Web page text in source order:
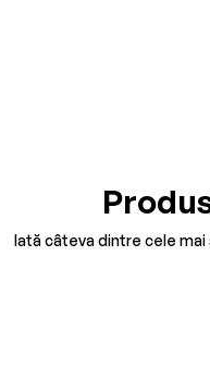
Iată câteva dintre cele